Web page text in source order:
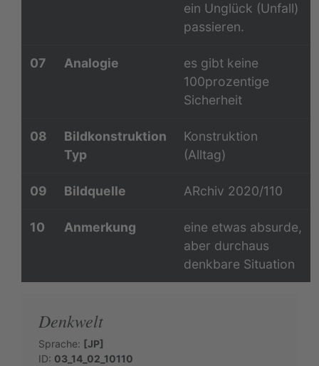
ein Unglück (Unfall)
passieren.
07 Analogie
es gibt keine
100prozentige
Sicherheit
08
Bildkonstruktion
Typ
Konstruktion
(Alltag)
09 Bildquelle ARchiv 2020/110
10 Anmerkung
eine etwas absurde,
aber durchaus
denkbare Situation
Denkwelt
Sprache: [JP]
ID: 03_14_02_10110